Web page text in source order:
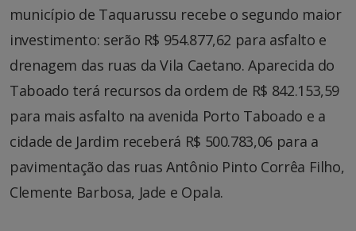
município de Taquarussu recebe o segundo maior
investimento: serão R$ 954.877,62 para asfalto e
drenagem das ruas da Vila Caetano. Aparecida do
Taboado terá recursos da ordem de R$ 842.153,59
para mais asfalto na avenida Porto Taboado e a
cidade de Jardim receberá R$ 500.783,06 para a
pavimentação das ruas Antônio Pinto Corrêa Filho,
Clemente Barbosa, Jade e Opala.